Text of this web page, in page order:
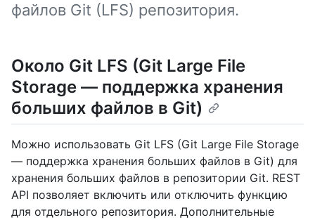
файлов Git (LFS) репозитория.
Около Git LFS (Git Large File
Storage — поддержка хранения
больших файлов в Git)
Можно использовать Git LFS (Git Large File Storage
— поддержка хранения больших файлов в Git) для
хранения больших файлов в репозитории Git. REST
API позволяет включить или отключить функцию
для отдельного репозитория. Дополнительные